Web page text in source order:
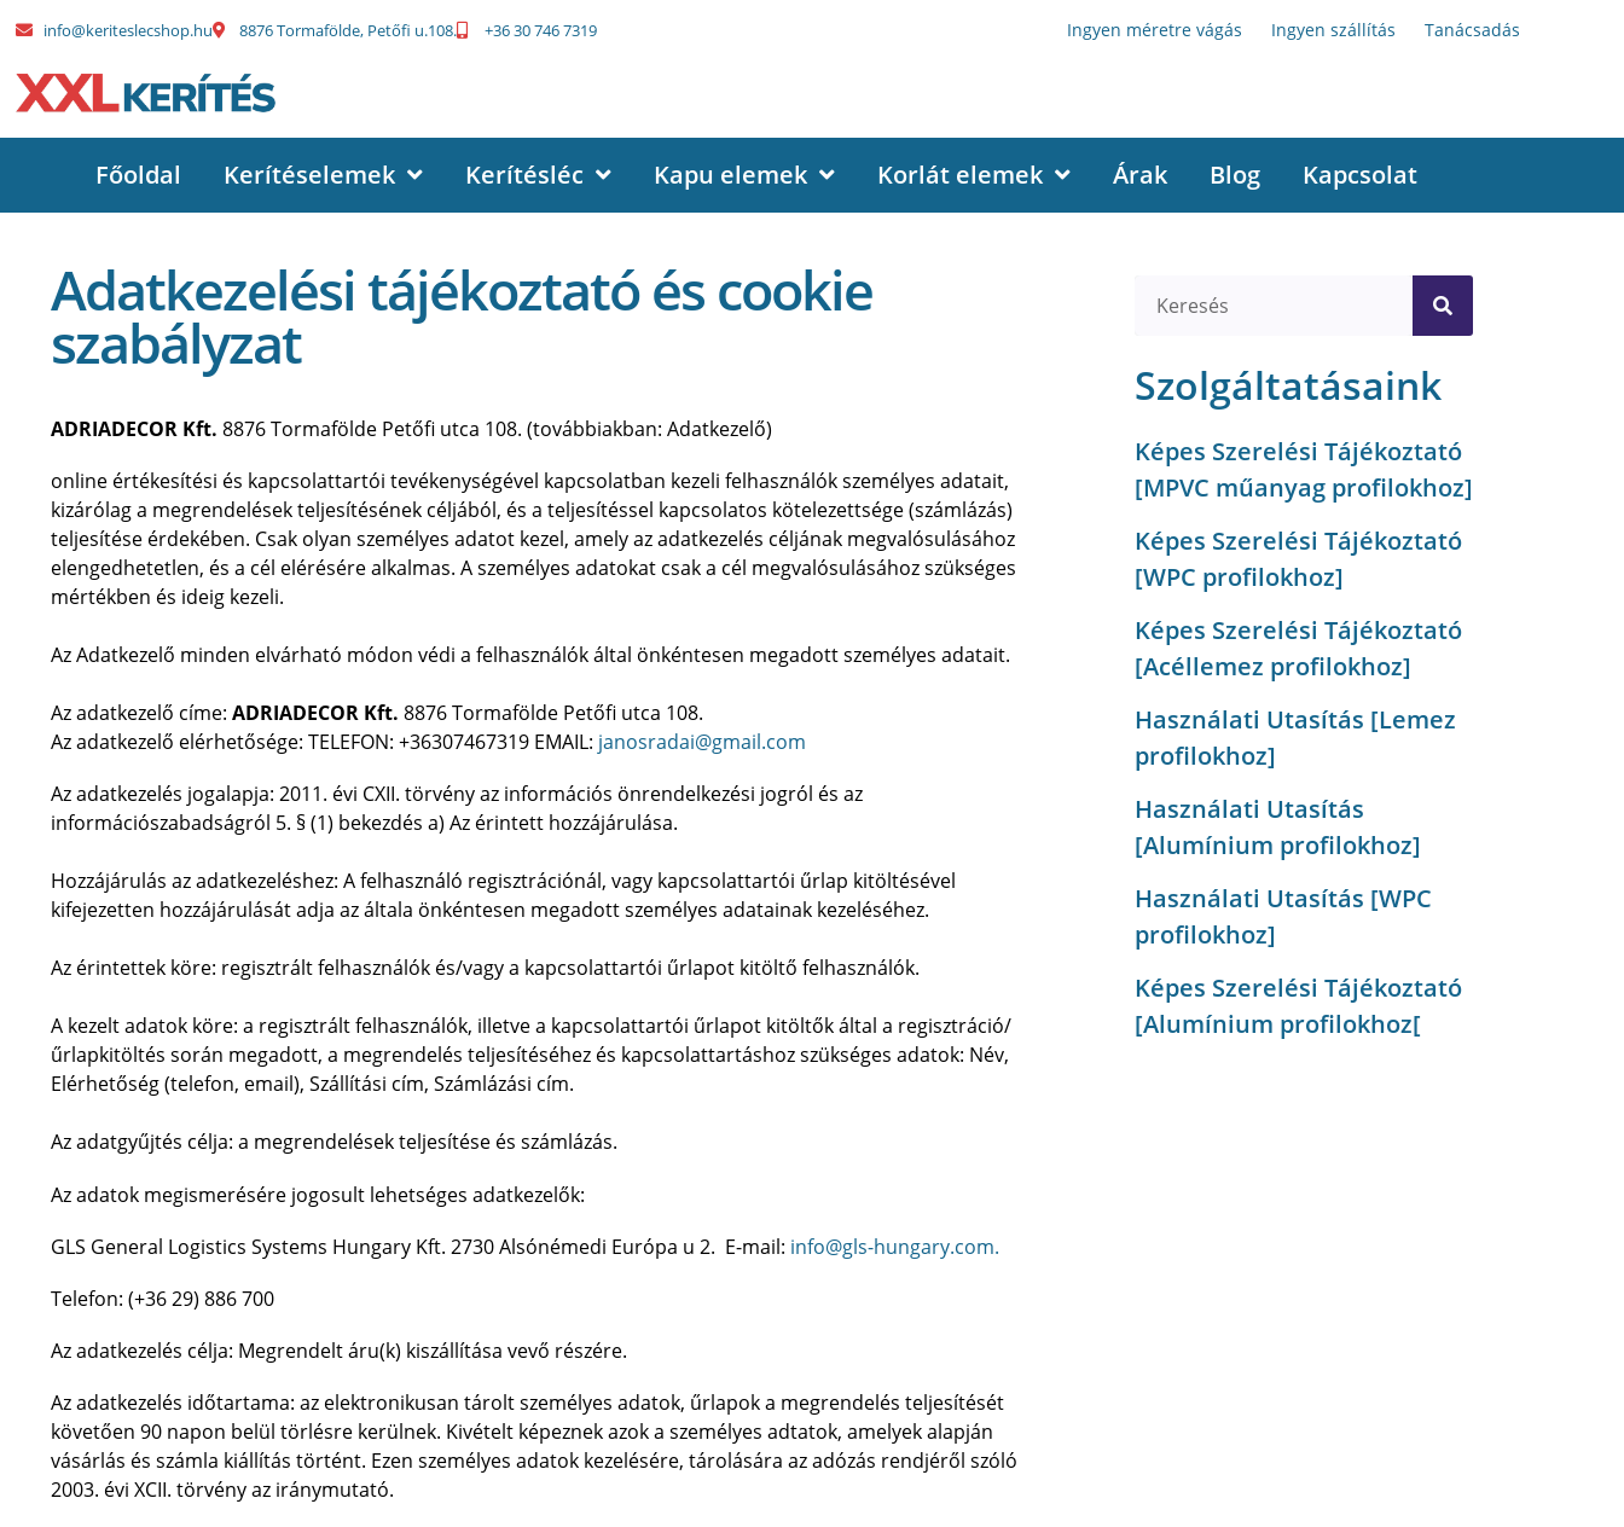
info@keriteslecshop.hu 8876 Tormafölde, Petőfi u.108. +36 30 746 7319 Ingyen méretre vágás Ingyen szállítás Tanácsadás
Főoldal Kerítéselemek Kerítésléc Kapu elemek Korlát elemek Árak Blog Kapcsolat
Adatkezelési tájékoztató és cookie
szabályzat
ADRIADECOR Kft. 8876 Tormafölde Petőfi utca 108. (továbbiakban: Adatkezelő)
online értékesítési és kapcsolattartói tevékenységével kapcsolatban kezeli felhasználók személyes adatait,
kizárólag a megrendelések teljesítésének céljából, és a teljesítéssel kapcsolatos kötelezettsége (számlázás)
teljesítése érdekében. Csak olyan személyes adatot kezel, amely az adatkezelés céljának megvalósulásához
elengedhetetlen, és a cél elérésére alkalmas. A személyes adatokat csak a cél megvalósulásához szükséges
mértékben és ideig kezeli.
Az Adatkezelő minden elvárható módon védi a felhasználók által önkéntesen megadott személyes adatait.
Az adatkezelő címe: ADRIADECOR Kft. 8876 Tormafölde Petőfi utca 108.
Az adatkezelő elérhetősége: TELEFON: +36307467319 EMAIL: janosradai@gmail.com
Az adatkezelés jogalapja: 2011. évi CXII. törvény az információs önrendelkezési jogról és az
információszabadságról 5. § (1) bekezdés a) Az érintett hozzájárulása.
Hozzájárulás az adatkezeléshez: A felhasználó regisztrációnál, vagy kapcsolattartói űrlap kitöltésével
kifejezetten hozzájárulását adja az általa önkéntesen megadott személyes adatainak kezeléséhez.
Az érintettek köre: regisztrált felhasználók és/vagy a kapcsolattartói űrlapot kitöltő felhasználók.
A kezelt adatok köre: a regisztrált felhasználók, illetve a kapcsolattartói űrlapot kitöltők által a regisztráció/
űrlapkitöltés során megadott, a megrendelés teljesítéséhez és kapcsolattartáshoz szükséges adatok: Név,
Elérhetőség (telefon, email), Szállítási cím, Számlázási cím.
Az adatgyűjtés célja: a megrendelések teljesítése és számlázás.
Az adatok megismerésére jogosult lehetséges adatkezelők:
GLS General Logistics Systems Hungary Kft. 2730 Alsónémedi Európa u 2. E-mail: info@gls-hungary.com.
Telefon: (+36 29) 886 700
Az adatkezelés célja: Megrendelt áru(k) kiszállítása vevő részére.
Az adatkezelés időtartama: az elektronikusan tárolt személyes adatok, űrlapok a megrendelés teljesítését
követően 90 napon belül törlésre kerülnek. Kivételt képeznek azok a személyes adtatok, amelyek alapján
vásárlás és számla kiállítás történt. Ezen személyes adatok kezelésére, tárolására az adózás rendjéről szóló
2003. évi XCII. törvény az iránymutató.
Szolgáltatásaink
Képes Szerelési Tájékoztató
[MPVC műanyag profilokhoz]
Képes Szerelési Tájékoztató
[WPC profilokhoz]
Képes Szerelési Tájékoztató
[Acéllemez profilokhoz]
Használati Utasítás [Lemez
profilokhoz]
Használati Utasítás
[Alumínium profilokhoz]
Használati Utasítás [WPC
profilokhoz]
Képes Szerelési Tájékoztató
[Alumínium profilokhoz[